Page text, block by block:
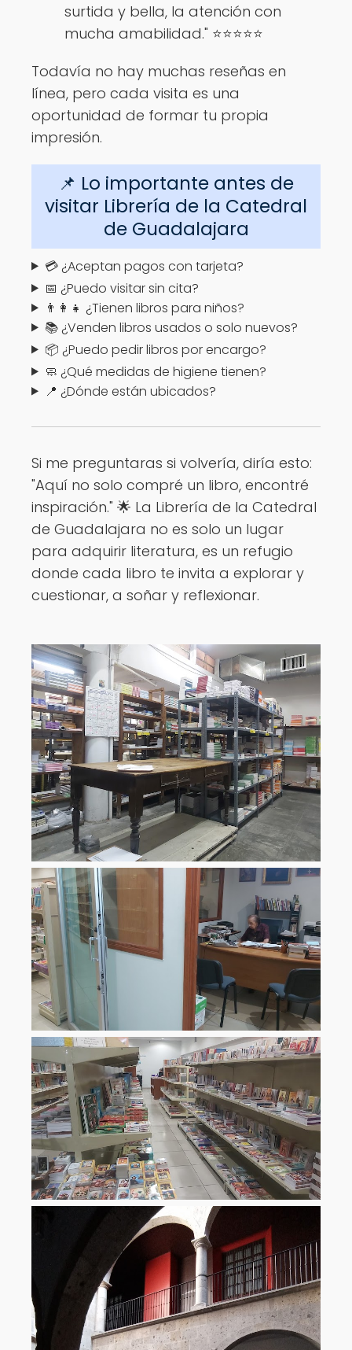
surtida y bella, la atención con
mucha amabilidad." ⭐⭐⭐⭐⭐
Todavía no hay muchas reseñas en
línea, pero cada visita es una
oportunidad de formar tu propia
impresión.
📌 Lo importante antes de
visitar Librería de la Catedral
de Guadalajara
💳 ¿Aceptan pagos con tarjeta?
📅 ¿Puedo visitar sin cita?
👨‍👩‍👧 ¿Tienen libros para niños?
📚 ¿Venden libros usados o solo nuevos?
📦 ¿Puedo pedir libros por encargo?
🧼 ¿Qué medidas de higiene tienen?
📍 ¿Dónde están ubicados?
Si me preguntaras si volvería, diría esto:
"Aquí no solo compré un libro, encontré
inspiración." 🌟 La Librería de la Catedral
de Guadalajara no es solo un lugar
para adquirir literatura, es un refugio
donde cada libro te invita a explorar y
cuestionar, a soñar y reflexionar.